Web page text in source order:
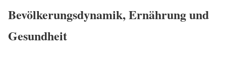
Bevölkerungsdynamik, Ernährung und
Gesundheit